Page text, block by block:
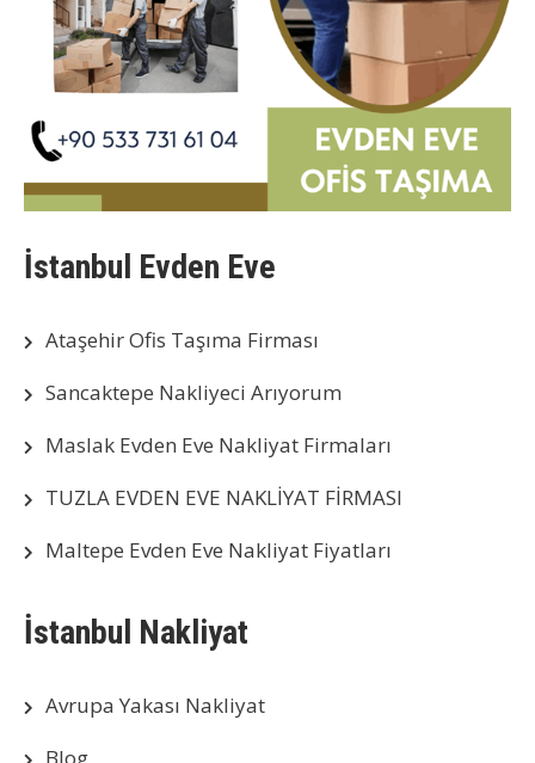
İstanbul Evden Eve
Ataşehir Ofis Taşıma Firması
Sancaktepe Nakliyeci Arıyorum
Maslak Evden Eve Nakliyat Firmaları
TUZLA EVDEN EVE NAKLİYAT FİRMASI
Maltepe Evden Eve Nakliyat Fiyatları
İstanbul Nakliyat
Avrupa Yakası Nakliyat